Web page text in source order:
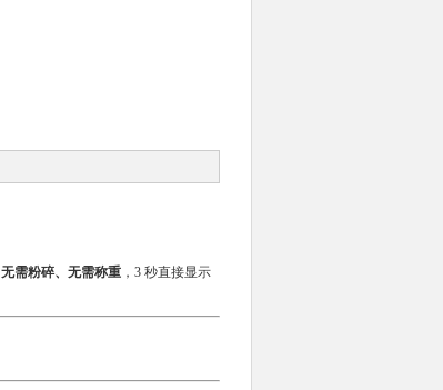
无需粉碎、无需称重，3 秒直接显示